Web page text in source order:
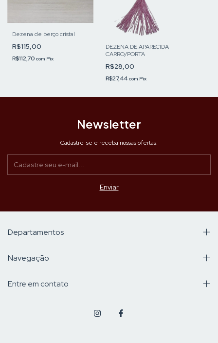
Dezena de berço cristal
R$115,00
R$112,70 com Pix
DEZENA DE APARECIDA
CARRO/PORTA
R$28,00
R$27,44com Pix
Newsletter
Cadastre-se e receba nossas ofertas.
Departamentos
Navegação
Entre em contato